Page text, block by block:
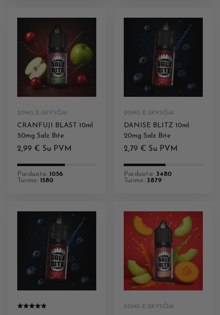
20MG E-SKYSČIAI
CRANFUJI BLAST 10ml
50mg Salz Bite
2,99 € Su PVM
Parduota: 1056
Turime: 1580
20MG E-SKYSČIAI
DANISE BLITZ 10ml
20mg Salz Bite
2,79 € Su PVM
Parduota: 3480
Turime: 3879
20MG E-SKYSČIAI